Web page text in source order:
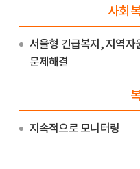
사회
서울형 긴급복지, 지역자
문제해결
지속적으로 모니터링